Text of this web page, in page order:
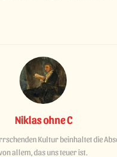
Niklas ohne C
Kultur beinhaltet die
allem, das uns teuer ist.